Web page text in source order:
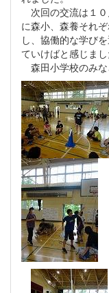
次回の交流は１
に森小、森養それ
し、協働的な学び
ていけばと感じまし
森田小学校のみ